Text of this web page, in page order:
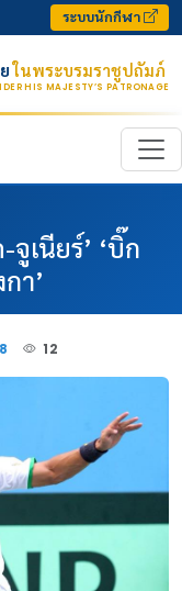
ระบบนักกีฬา
ยในพระบรมราชูปถัมภ์
HIS MAJESTY’S PATRONAGE
เนียร์’ ‘บิ๊ก
า’
12